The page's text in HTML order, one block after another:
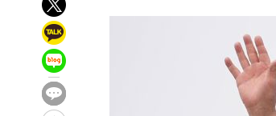
53분 전 >
[속보] 호르무즈 해협 이란-오만 협상 기대
0.49%↑
1시간 전 >
[속보] 이란 대통령 "지금 최고지도자와 소
3년 인터뷰
5시간 전 >
[속보] "이란-오만, 호르무즈 해협 통행 항
-31796초 전 >
"여기 떨어졌다"…다누리, 스페이스X
-28841초 전 >
손흥민, 5경기 연속골 실패…LAFC는